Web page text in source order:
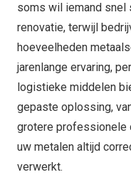
soms wil iemand snel
renovatie, terwijl
hoeveelheden
jarenlange ervaring,
logistieke middelen
gepaste oplossing,
grotere professionele
uw metalen altijd
verwerkt.